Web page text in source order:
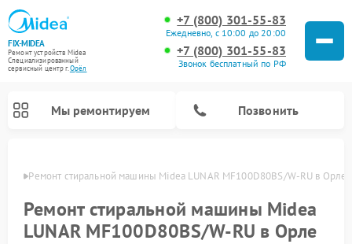
FIX-MIDEA
Ремонт устройств Midea
Специализированный
cервисный центр г.Орёл
+7 (800) 301-55-83
Ежедневно, с 10:00 до 20:00
+7 (800) 301-55-83
Звонок бесплатный по РФ
Мы ремонтируем Позвонить
Ремонт стиральной машины Midea LUNAR MF100D80BS/W-RU в Орле
Ремонт стиральной машины Midea
LUNAR MF100D80BS/W-RU в Орле